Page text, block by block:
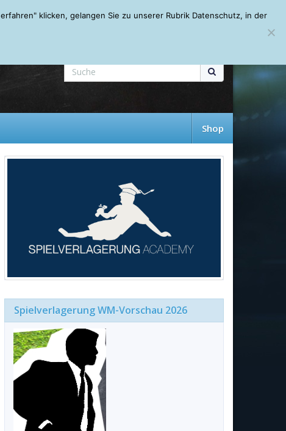
Mein Account About Autoren Leseempfehlungen FAQ
Shop
Spielverlagerung WM-Vorschau 2026
klicken, gelangen Sie zu unserer Rubrik Datenschutz, in der